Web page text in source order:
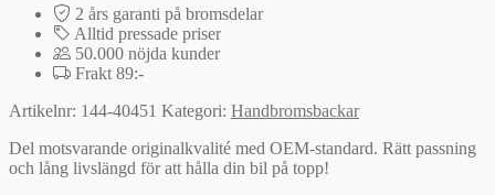
2 års garanti på bromsdelar
Alltid pressade priser
50.000 nöjda kunder
Frakt 89:-
Artikelnr: 144-40451 Kategori: Handbromsbackar
Del motsvarande originalkvalité med OEM-standard. Rätt passning
och lång livslängd för att hålla din bil på topp!